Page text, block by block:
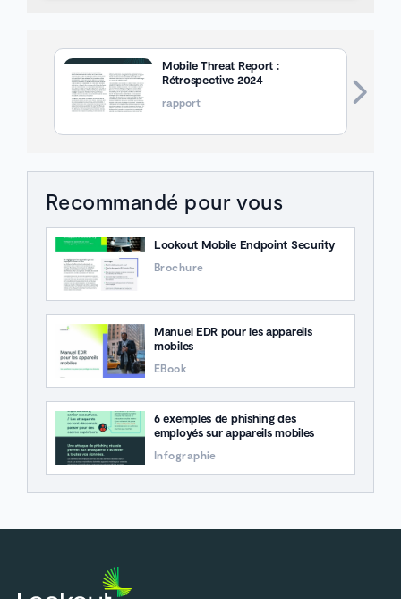
Mobile Threat Report :
Rétrospective 2024
rapport
Recommandé pour vous
Lookout Mobile Endpoint Security
Brochure
Manuel EDR pour les appareils
mobiles
EBook
6 exemples de phishing des
employés sur appareils mobiles
Infographie